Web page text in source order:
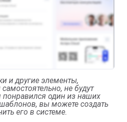
и другие элементы,
не будут
понравился один из наших
вы можете создать
его в системе.